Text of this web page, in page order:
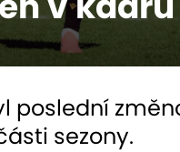
poslední
sezony.